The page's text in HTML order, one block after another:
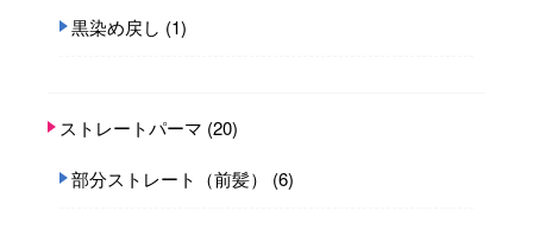
黒染め戻し (1)
ストレートパーマ (20)
部分ストレート（前髪） (6)